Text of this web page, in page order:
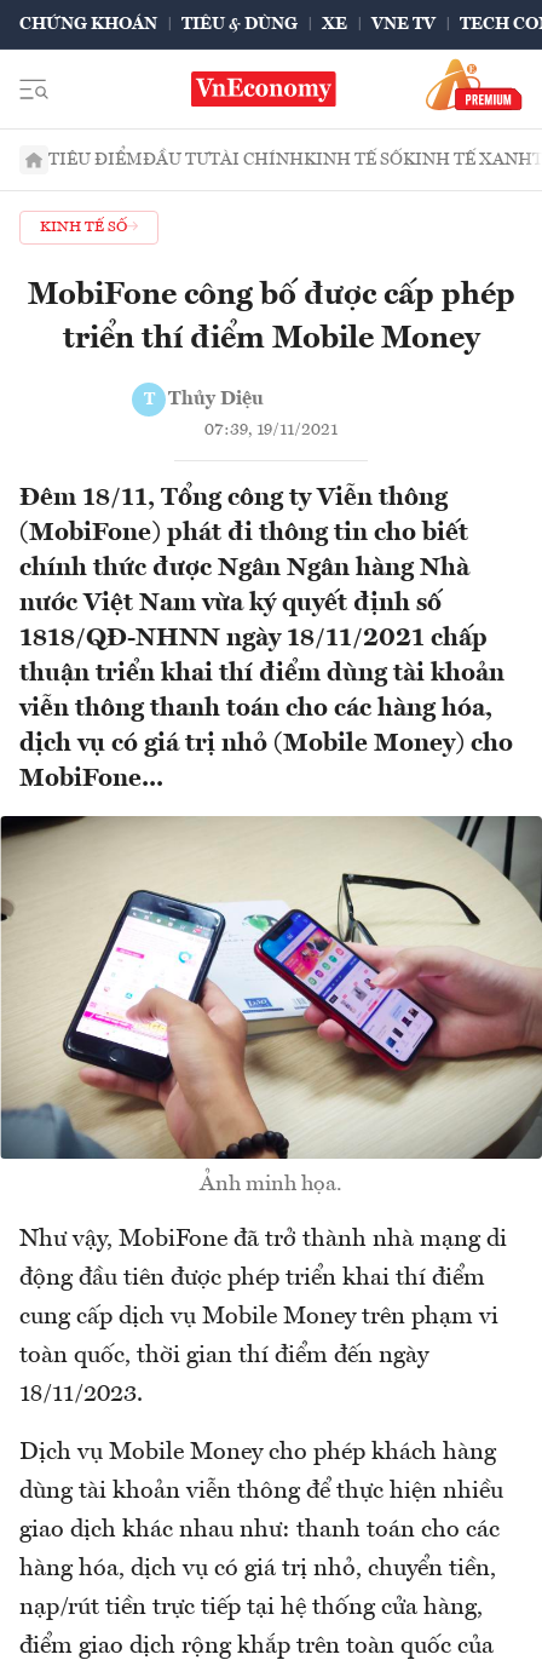
CHỨNG KHOÁN TIÊU & DÙNG XE VNE TV TECH
TIÊU ĐIỂMĐẦU TƯTÀI CHÍNHKINH TẾ SỐKINH TẾ XANH
KINH TẾ SỐ
MobiFone công bố được cấp phép
triển thí điểm Mobile Money
T Thủy Diệu
07:39, 19/11/2021
Đêm 18/11, Tổng công ty Viễn thông
(MobiFone) phát đi thông tin cho biết
chính thức được Ngân Ngân hàng Nhà
nước Việt Nam vừa ký quyết định số
1818/QĐ-NHNN ngày 18/11/2021 chấp
thuận triển khai thí điểm dùng tài khoản
viễn thông thanh toán cho các hàng hóa,
dịch vụ có giá trị nhỏ (Mobile Money) cho
MobiFone...
Ảnh minh họa.
Như vậy, MobiFone đã trở thành nhà mạng di
động đầu tiên được phép triển khai thí điểm
cung cấp dịch vụ Mobile Money trên phạm vi
toàn quốc, thời gian thí điểm đến ngày
18/11/2023.
Dịch vụ Mobile Money cho phép khách hàng
dùng tài khoản viễn thông để thực hiện nhiều
giao dịch khác nhau như: thanh toán cho các
hàng hóa, dịch vụ có giá trị nhỏ, chuyển tiền,
nạp/rút tiền trực tiếp tại hệ thống cửa hàng,
điểm giao dịch rộng khắp trên toàn quốc của